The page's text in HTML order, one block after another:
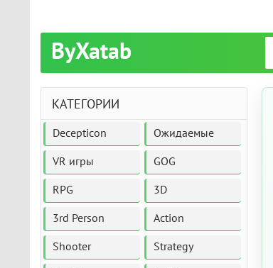
ByXatab
КАТЕГОРИИ
Decepticon Ожидаемые
VR игры GOG
RPG 3D
3rd Person Action
Shooter Strategy